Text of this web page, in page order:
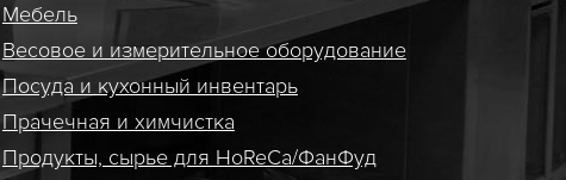
Мебель
Весовое и измерительное оборудование
Посуда и кухонный инвентарь
Прачечная и химчистка
Продукты, сырье для HoReCa/ФанФуд